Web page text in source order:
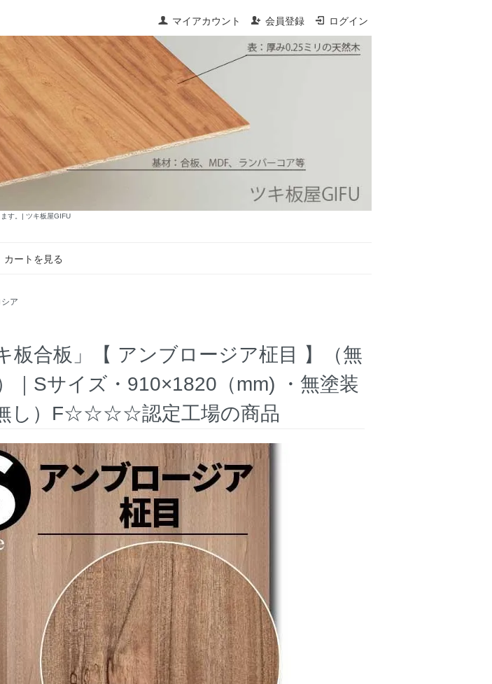
マイアカウント 会員登録 ログイン
す。| ツキ板屋GIFU
カートを見る
ア
板合板」【 アンブロージア柾目 】（無
｜Sサイズ・910×1820（mm) ・無塗装
し）F☆☆☆☆認定工場の商品